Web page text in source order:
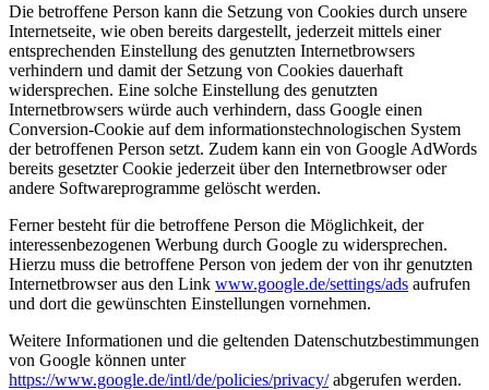
Die betroffene Person kann die Setzung von Cookies durch unsere
Internetseite, wie oben bereits dargestellt, jederzeit mittels einer
entsprechenden Einstellung des genutzten Internetbrowsers
verhindern und damit der Setzung von Cookies dauerhaft
widersprechen. Eine solche Einstellung des genutzten
Internetbrowsers würde auch verhindern, dass Google einen
Conversion-Cookie auf dem informationstechnologischen System
der betroffenen Person setzt. Zudem kann ein von Google AdWords
bereits gesetzter Cookie jederzeit über den Internetbrowser oder
andere Softwareprogramme gelöscht werden.
Ferner besteht für die betroffene Person die Möglichkeit, der
interessenbezogenen Werbung durch Google zu widersprechen.
Hierzu muss die betroffene Person von jedem der von ihr genutzten
Internetbrowser aus den Link www.google.de/settings/ads aufrufen
und dort die gewünschten Einstellungen vornehmen.
Weitere Informationen und die geltenden Datenschutzbestimmungen
von Google können unter
https://www.google.de/intl/de/policies/privacy/abgerufen werden.